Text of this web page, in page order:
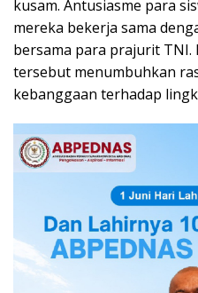
kusam. Antusiasme para
mereka bekerja sama
bersama para prajurit TNI.
tersebut menumbuhkan
kebanggaan terhadap